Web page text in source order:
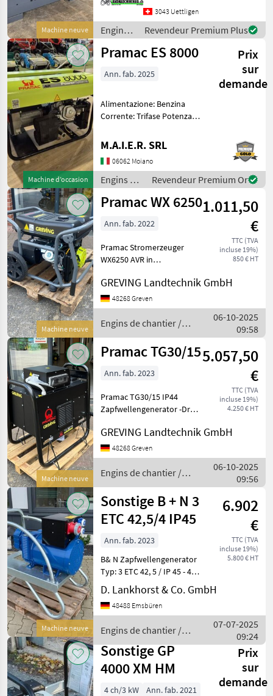
Machine neuve
Abmessungen 2000 x 1130 x
1450 mm Kraf
3043 Uettligen
Engins
de
chantier
Sonstige
Revendeur Premium Plus
Machine d’occasion
Pramac ES 8000
Prix
sur
demande
Ann. fab. 2025
Alimentazione: Benzina
Corrente: Trifase Potenza
effettiva monofase 3 kW
Potenza effettiva trifase 6.6
kW Dimensioni prodotto (L
x P x H) cm 73x5
M.A.I.E.R. SRL
06062 Moiano
Engins de
chantier /
Sonstige
Revendeur Premium Or
Machine neuve
Pramac WX 62501.011,50
€
TTC (TVA
incluse 19%)
850 € HT
Ann. fab. 2022
Pramac Stromerzeuger
WX6250 AVR in
Automatische
Ölmangelabschaltung -
Digitale
Multifunktionsanzeige -
Automat
GREVING Landtechnik GmbH
48268 Greven
Engins de chantier /
Sonstige
06-10-2025
09:58
Machine neuve
Pramac TG30/155.057,50
€
TTC (TVA
incluse 19%)
4.250 € HT
Ann. fab. 2023
Pramac TG30/15 IP44
Zapfwellengenerator -Drei
kVA -Einphasig Leistung
COP 10.80 kVA -Spannung
400/230V -Frequenz 50 Hz -
Leistungsfaktor 0.8/
GREVING Landtechnik GmbH
48268 Greven
Engins de chantier /
Sonstige
06-10-2025
09:56
Machine neuve
Sonstige B + N 3
ETC 42,5/4 IP45
6.902
€
TTC (TVA
incluse 19%)
5.800 € HT
Ann. fab. 2023
B& N Zapfwellengenerator
Typ: 3 ETC 42, 5 / IP 45 - 40
KVA / 32KW / 58 Amp -
elektr. Regelung (AVR) -
Fehlerstromzuschalter
D. Lankhorst & Co. GmbH
48488 Emsbüren
Engins de chantier /
Sonstige
07-07-2025
09:24
Sonstige GP
4000 XM HM
Prix
sur
demande
4 ch/3 kW
Ann. fab. 2021